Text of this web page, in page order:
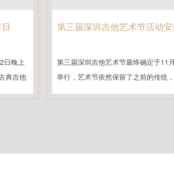
日晚上
典吉他
第三届深圳吉他艺术节活动
第三届深圳吉他艺术节最终确定于11
举行，艺术节依然保留了之前的传统